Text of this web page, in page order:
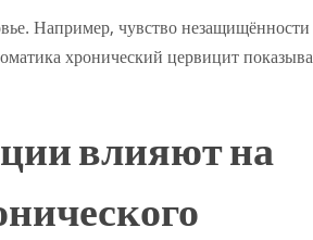
Например, чувство незащищённости
хронический цервицит
влияют на